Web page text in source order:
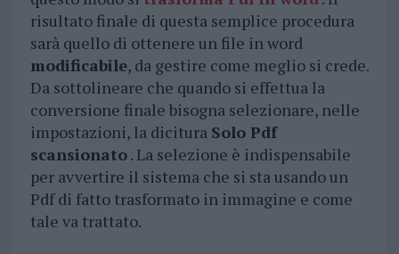
risultato finale di questa semplice procedura
sarà quello di ottenere un file in word
modificabile, da gestire come meglio si crede.
Da sottolineare che quando si effettua la
conversione finale bisogna selezionare, nelle
impostazioni, la dicitura Solo Pdf
scansionato. La selezione è indispensabile
per avvertire il sistema che si sta usando un
Pdf di fatto trasformato in immagine e come
tale va trattato.